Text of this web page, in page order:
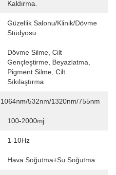
Kaldırma.
Güzellik Salonu/Klinik/Dövme
Stüdyosu
Dövme Silme, Cilt
Gençleştirme, Beyazlatma,
Pigment Silme, Cilt
Sıkılaştırma
1064nm/532nm/1320nm/755nm
100-2000mj
1-10Hz
Hava Soğutma+su Soğutma